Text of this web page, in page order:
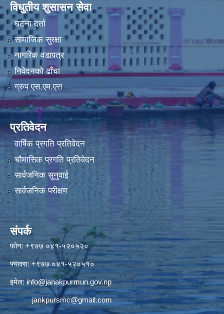
विधुतीय शुसासन सेवा
घटना दर्ता
सामाजिक सुरक्षा
नागरिक वडापत्र
निवेदनको ढाँचा
ग्रुप एस.एम.एस
प्रतिवेदन
वार्षिक प्रगति प्रतिवेदन
चौमासिक प्रगति प्रतिवेदन
सार्वजनिक सुनुवाई
सार्वजनिक परीक्षण
संपर्क
फोन: +९७७ ०४१-५२०५२०
फ्याक्स: +९७७ ०४१-५२०५१०
इमेल:info@janakpurmun.gov.np
jankpursmc@gmail.com